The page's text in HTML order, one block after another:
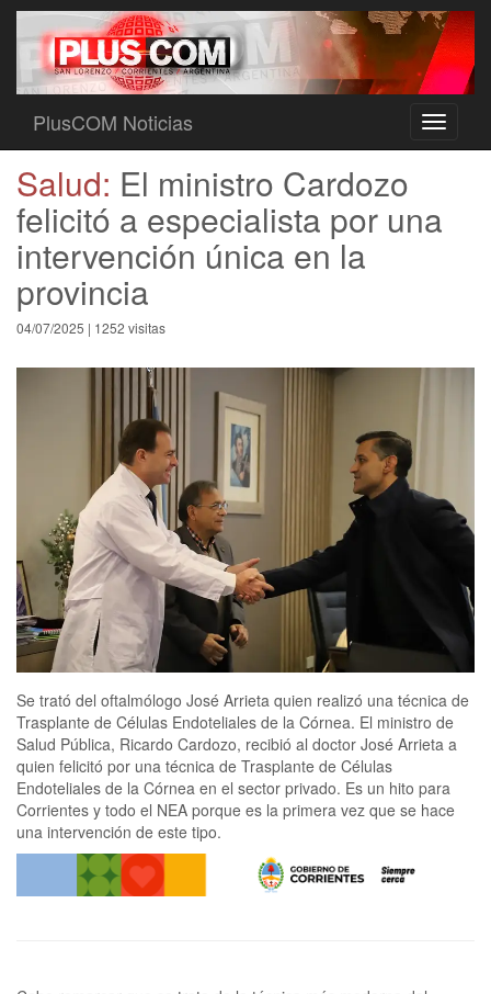
Toggle
PlusCOM Noticias
Salud: El ministro Cardozo
felicitó a especialista por una
intervención única en la
provincia
04/07/2025 | 1252 visitas
Se trató del oftalmólogo José Arrieta quien realizó una técnica de
Trasplante de Células Endoteliales de la Córnea. El ministro de
Salud Pública, Ricardo Cardozo, recibió al doctor José Arrieta a
quien felicitó por una técnica de Trasplante de Células
Endoteliales de la Córnea en el sector privado. Es un hito para
Corrientes y todo el NEA porque es la primera vez que se hace
una intervención de este tipo.